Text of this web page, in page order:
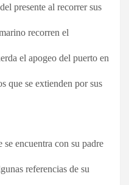
presente al recorrer sus
recorren el
el apogeo del puerto en
que se extienden por sus
encuentra con su padre
referencias de su